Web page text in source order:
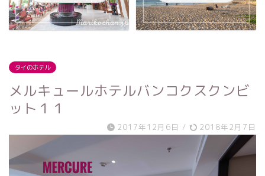
タイのホテル
メルキュールホテルバンコクスクンビ
ット１１
2017年12月6日 / 2018年2月7日